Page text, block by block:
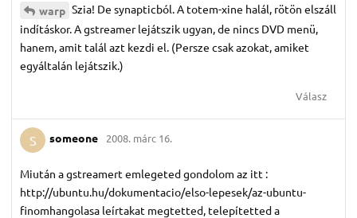
warp Szia! De synapticból. A totem-xine halál, rötön elszáll
indításkor. A gstreamer lejátszik ugyan, de nincs DVD menü,
hanem, amit talál azt kezdi el. (Persze csak azokat, amiket
egyáltalán lejátszik.)
Válasz
S someone 2008. márc 16.
Miután a gstreamert emlegeted gondolom az itt :
http://ubuntu.hu/dokumentacio/elso-lepesek/az-ubuntu-
finomhangolasa leírtakat megtetted, telepítetted a